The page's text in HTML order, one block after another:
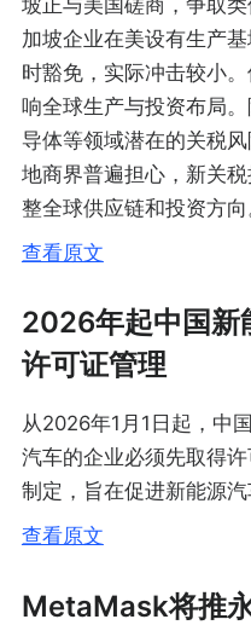
加坡企业在美设有生产
时豁免，实际冲击较小
响全球生产与投资布局
导体等领域潜在的关税
地商界普遍担心，新关
整全球供应链和投资方向
查看原文
2026年起中国新
许可证管理
从2026年1月1日起，中
汽车的企业必须先取得
制定，旨在促进新能源汽
查看原文
MetaMask将推